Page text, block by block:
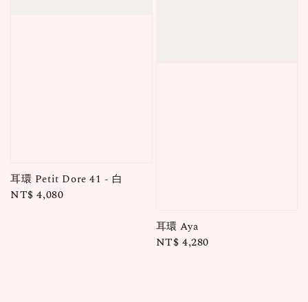
耳環 Petit Dore 41 - 白
Regular
NT$ 4,080
耳環 Aya
Regular
NT$ 4,280